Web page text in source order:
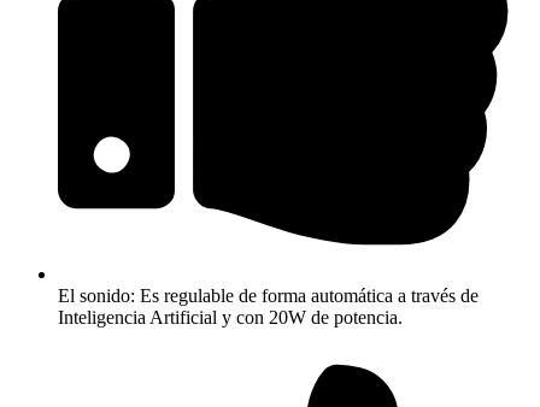
El sonido: Es regulable de forma automática a través de
Inteligencia Artificial y con 20W de potencia.